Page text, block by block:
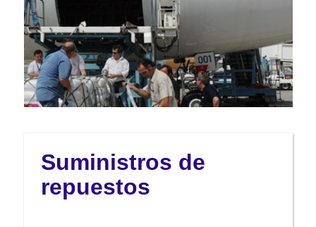
Suministros de
repuestos